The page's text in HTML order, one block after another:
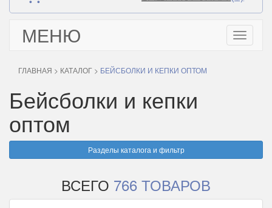
МЕНЮ
Toggle
ГЛАВНАЯ > КАТАЛОГ > БЕЙСБОЛКИ И КЕПКИ ОПТОМ
Бейсболки и кепки
оптом
Разделы каталога и фильтр
ВСЕГО 766 ТОВАРОВ